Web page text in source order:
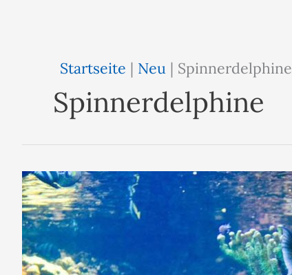
Startseite | Neu | Spinnerdelphine
Spinnerdelphine